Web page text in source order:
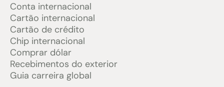
Conta internacional
Cartão internacional
Cartão de crédito
Chip internacional
Comprar dólar
Recebimentos do exterior
Guia carreira global